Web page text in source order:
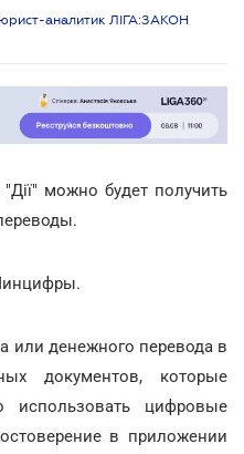
аналитик ЛІГА:ЗАКОН
можно будет получить
или денежного перевода в
документов, которые
использовать цифровые
в приложении